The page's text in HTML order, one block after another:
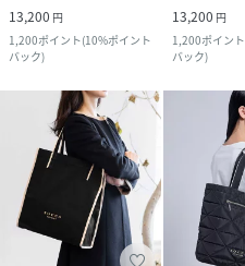
13,200 円
1,200ポイント(10%ポイント
バック)
13,200 円
1,200ポイント
バック)